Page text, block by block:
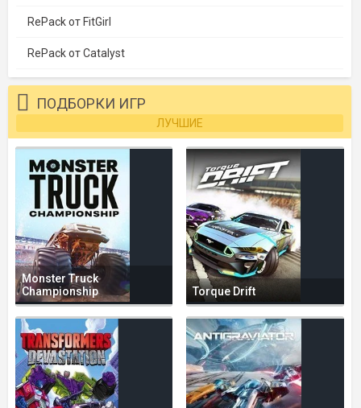
RePack от FitGirl
RePack от Catalyst
ПОДБОРКИ ИГР
ЛУЧШИЕ
Monster Truck
Championship
Torque Drift